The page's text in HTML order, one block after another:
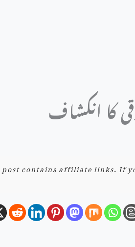
کا انکشاف
contains affiliate links. If